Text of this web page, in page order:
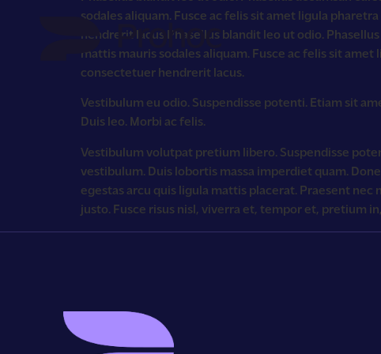
sodales aliquam. Fusce ac felis sit amet ligula
hendrerit lacus.Phasellus blandit leo ut odio.
mattis mauris sodales aliquam. Fusce ac felis sit
consectetuer hendrerit lacus.
Vestibulum eu odio. Suspendisse potenti. Etiam sit
Duis leo. Morbi ac felis.
Vestibulum volutpat pretium libero. Suspendisse
vestibulum. Duis lobortis massa imperdiet quam.
egestas arcu quis ligula mattis placerat. Praesent nec
justo. Fusce risus nisl, viverra et, tempor et, pretium